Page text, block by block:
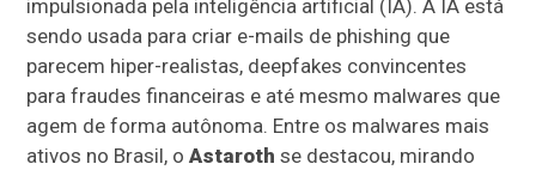
impulsionada pela inteligência artificial (IA). A IA está
sendo usada para criar e-mails de phishing que
parecem hiper-realistas, deepfakes convincentes
para fraudes financeiras e até mesmo malwares que
agem de forma autônoma. Entre os malwares mais
ativos no Brasil, oAstaroth se destacou, mirando